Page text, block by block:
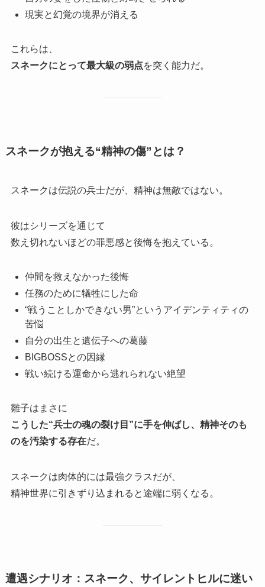
現実と幻覚の境界が消える
これらは、
スネークにとって最大級の弱点を突く能力だ。
スネークが抱える“精神の傷”とは？
スネークは伝説の兵士だが、精神は無敵ではない。
彼はシリーズを通じて
数え切れないほどの罪悪感と後悔を抱えている。
仲間を救えなかった後悔
任務のために犠牲にした命
“戦うことしかできない男”というアイデンティティの
苦悩
自分の出生と遺伝子への葛藤
BIGBOSSとの因縁
戦い続ける運命から逃れられない絶望
雛子はまさに
こうした“兵士の魂の裂け目”に手を伸ばし、精神そのも
のを汚染する存在だ。
スネークは肉体的には最強クラスだが、
精神世界に引きずり込まれると途端に弱くなる。
遭遇シナリオ：スネーク、サイレントヒルに迷い